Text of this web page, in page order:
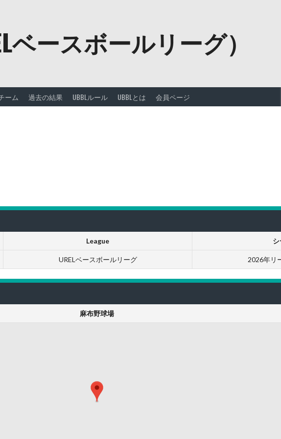
ベースボールリーグ）
ーム 過去の結果 UBBLルール UBBLとは 会員ページ
League
URELベースボールリーグ 2026年リ
麻布野球場